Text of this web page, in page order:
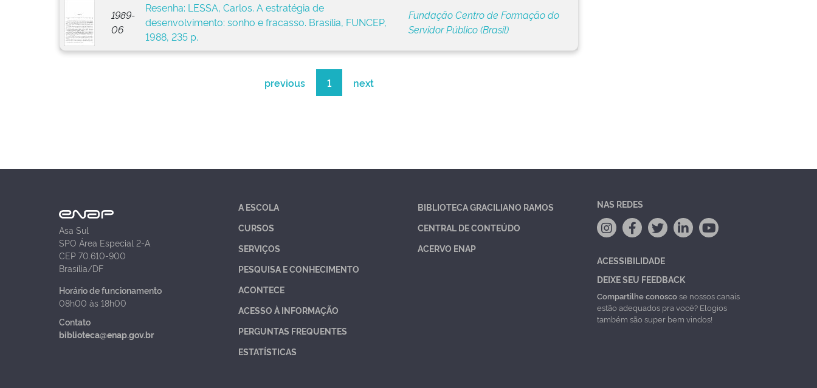
1989-
06
Resenha: LESSA, Carlos. A estratégia de
desenvolvimento: sonho e fracasso. Brasília, FUNCEP,
1988, 235 p.
Fundação Centro de Formação do
Servidor Público (Brasil)
previous 1 next
Asa Sul
SPO Área Especial 2-A
CEP 70.610-900
Brasília/DF
Horário de funcionamento
08h00 às 18h00
Contato
biblioteca@enap.gov.br
A ESCOLA
CURSOS
SERVIÇOS
PESQUISA E CONHECIMENTO
ACONTECE
ACESSO À INFORMAÇÃO
PERGUNTAS FREQUENTES
ESTATÍSTICAS
BIBLIOTECA GRACILIANO RAMOS
CENTRAL DE CONTEÚDO
ACERVO ENAP
NAS REDES
ACESSIBILIDADE
DEIXE SEU FEEDBACK
Compartilhe conoscose nossos canais
estão adequados pra você? Elogios
também são super bem vindos!